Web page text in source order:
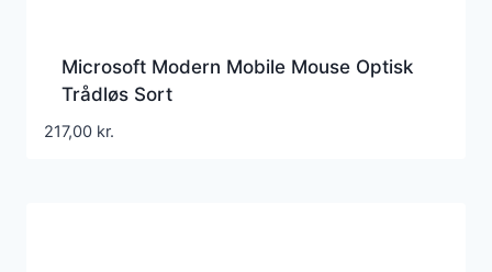
Microsoft Modern Mobile Mouse Optisk
Trådløs Sort
217,00 kr.